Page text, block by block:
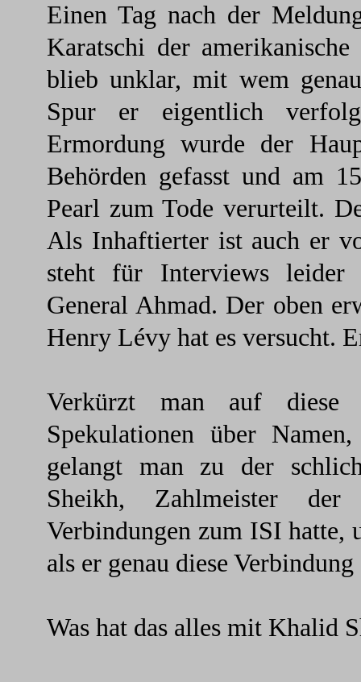
Einen Tag nach der
Karatschi der
blieb unklar, mit wem
Spur er eigentlich
Ermordung wurde der
Behörden gefasst und am
Pearl zum Tode verurteilt.
Als Inhaftierter ist auch er
steht für Interviews leider
General Ahmad. Der oben
Henry Lévy hat es versucht.
Verkürzt man auf diese
Spekulationen über
gelangt man zu der
Sheikh, Zahlmeister
Verbindungen zum ISI hatte,
als er genau diese
Was hat das alles mit Khalid